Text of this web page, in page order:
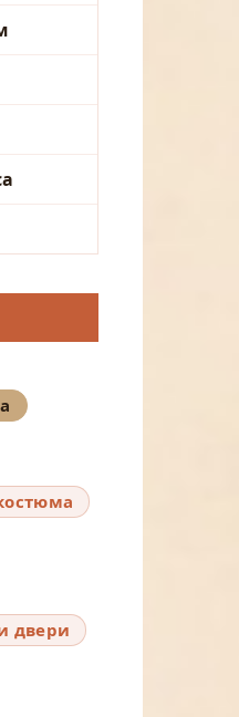
двери